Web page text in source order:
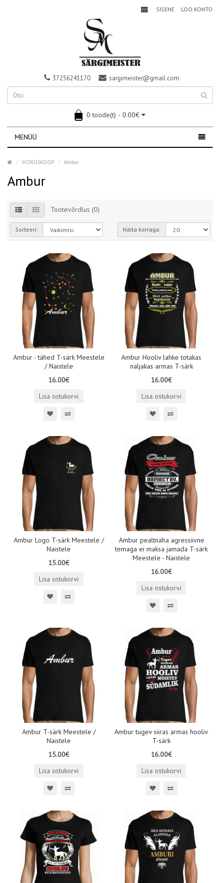
SISENE LOO KONTO
37256241170 sargimeister@gmail.com
0 toode(t) - 0.00€
MENÜÜ
HOROSKOOP Ambur
Ambur
Tootevõrdlus (0)
Sorteeri: Näita korraga:
Ambur - tähed T-särk Meestele
/ Naistele
16.00€
Lisa ostukorvi
Ambur Hooliv lahke totakas
naljakas armas T-särk
16.00€
Lisa ostukorvi
Ambur Logo T-särk Meestele /
Naistele
15.00€
Lisa ostukorvi
Ambur pealtnäha agressiivne
temaga ei maksa jamada T-särk
Meestele - Naistele
16.00€
Lisa ostukorvi
Ambur T-särk Meestele /
Naistele
15.00€
Lisa ostukorvi
Ambur tugev siiras armas hooliv
T-särk
16.00€
Lisa ostukorvi